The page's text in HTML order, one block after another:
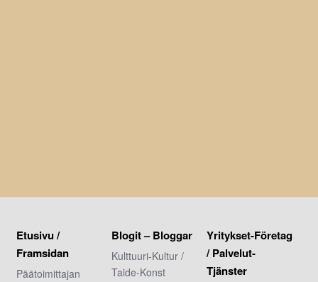
Etusivu /
Framsidan
Päätoimittajan
Blogit – Bloggar
Kulttuuri-Kultur /
Taide-Konst
Yritykset-Företag
/ Palvelut-
Tjänster